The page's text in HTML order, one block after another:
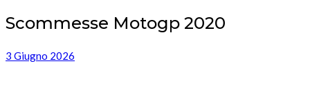
Scommesse Motogp 2020
3 Giugno 2026